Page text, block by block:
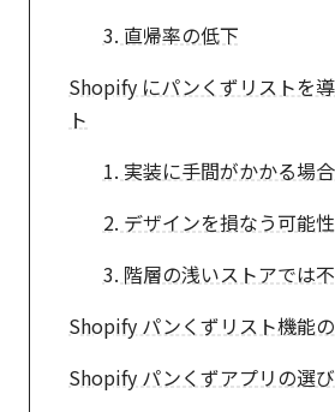
3. 直帰率の低下
Shopify にパンくずリストを
ト
1. 実装に手間がかかる場
2. デザインを損なう可能性
3. 階層の浅いストアでは
Shopify パンくずリスト機能
Shopify パンくずアプリの選